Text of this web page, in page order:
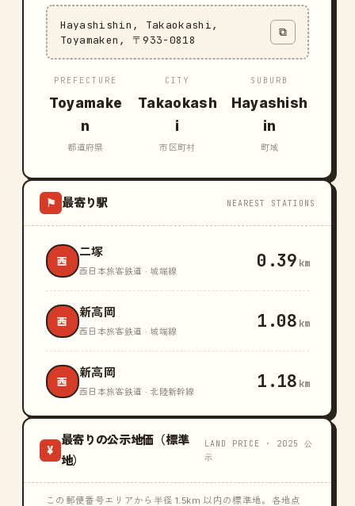
Hayashishin, Takaokashi,
Toyamaken, 〒933-0818
⧉
PREFECTURE
Toyamake
n
都道府県
CITY
Takaokash
i
市区町村
SUBURB
Hayashish
in
町域
⚑ 最寄り駅 NEAREST STATIONS
西
二塚
西日本旅客鉄道 · 城端線 0.39 km
西
新高岡
西日本旅客鉄道 · 城端線 1.08 km
西
新高岡
西日本旅客鉄道 · 北陸新幹線 1.18 km
¥
最寄りの公示地価（標準
地）
LAND PRICE · 2025 公
示
この郵便番号エリアから半径 1.5km 以内の標準地。各地点